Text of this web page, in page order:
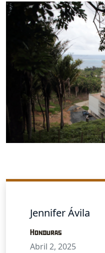
Jennifer Ávila
Honduras
Abril 2, 2025